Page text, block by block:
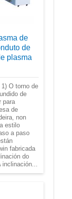
de
de
plasma
O torno de
de
para
de
non
estilo
a paso
fabricada
do
inclinación...